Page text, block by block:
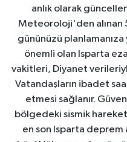
anlık olarak
Meteoroloji'den alınan
gününüzü planlamanıza
önemli olan Isparta
vakitleri, Diyanet
Vatandaşların ibadet
etmesi sağlanır.
bölgedeki sismik
en son Isparta deprem